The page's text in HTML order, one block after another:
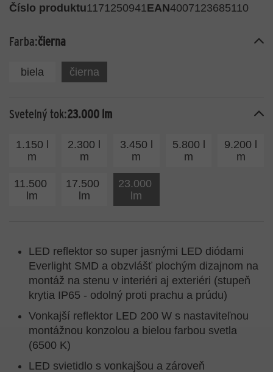
Číslo produktu1171250941EAN4007123685110
Farba:čierna
biela čierna
Svetelný tok:23.000 lm
1.150 l
m
2.300 l
m
3.450 l
m
5.800 l
m
9.200 l
m
11.500
lm
17.500
lm
23.000
lm
LED reflektor so super jasnými LED diódami
Everlight SMD a obzvlášť plochým dizajnom na
montáž na stenu v interiéri aj exteriéri (stupeň
krytia IP65 - odolný proti prachu a prúdu)
Vonkajší reflektor LED 200 W s nastaviteľnou
montážnou konzolou a bielou farbou svetla
(6500 K)
LED svietidlo s vonkajšou a zároveň